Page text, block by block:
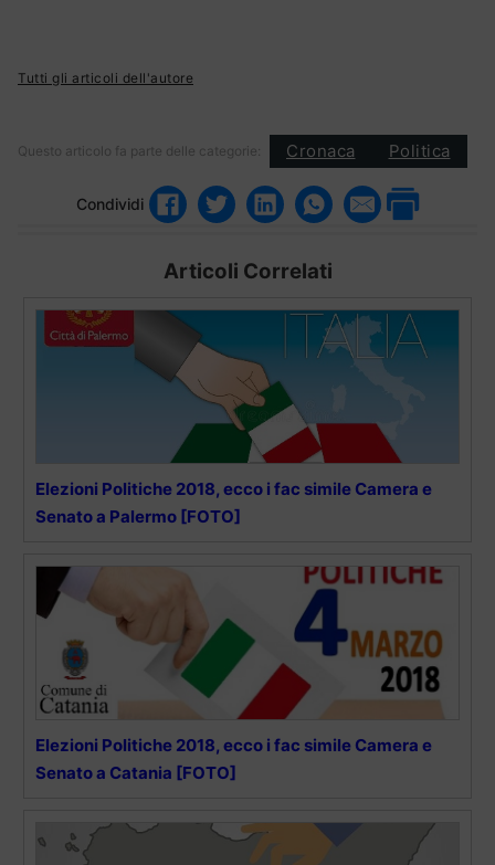
Tutti gli articoli dell'autore
Questo articolo fa parte delle categorie: Cronaca Politica
Condividi
Articoli Correlati
Elezioni Politiche 2018, ecco i fac simile Camera e
Senato a Palermo [FOTO]
Elezioni Politiche 2018, ecco i fac simile Camera e
Senato a Catania [FOTO]